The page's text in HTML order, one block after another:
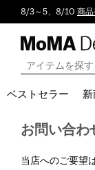
8/3～5、8/10 商品
ベストセラー 新
お問い合わ
当店へのご要望